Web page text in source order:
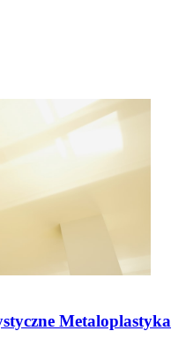
Metaloplastyka